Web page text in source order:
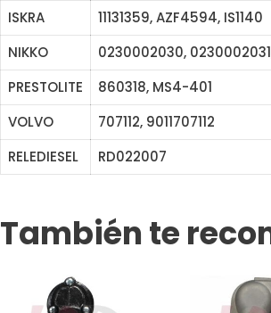
ISKRA
11131359, AZF4594, IS1140
NIKKO
0230002030,
PRESTOLITE
860318, MS4-401
VOLVO
707112, 9011707112
RELEDIESEL
RD022007
También te